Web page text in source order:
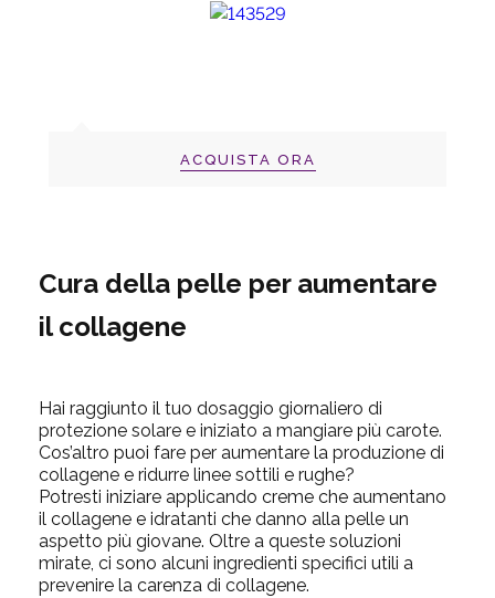
ACQUISTA ORA
Cura della pelle per aumentare
il collagene
Hai raggiunto il tuo dosaggio giornaliero di
protezione solare e iniziato a mangiare più carote.
Cos’altro puoi fare per aumentare la produzione di
collagene e ridurre linee sottili e rughe?
Potresti iniziare applicando creme che aumentano
il collagene e idratanti che danno alla pelle un
aspetto più giovane. Oltre a queste soluzioni
mirate, ci sono alcuni ingredienti specifici utili a
prevenire la carenza di collagene.